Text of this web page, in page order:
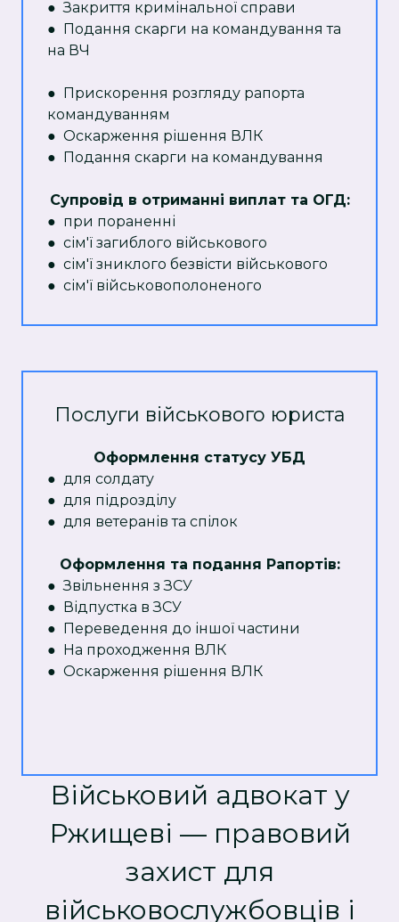
● Закриття кримінальної справи
● Подання скарги на командування та
на ВЧ
● Прискорення розгляду рапорта
командуванням
● Оскарження рішення ВЛК
● Подання скарги на командування
Супровід в отриманні виплат та ОГД:
● при пораненні
● сім'ї загиблого військового
● сім'ї зниклого безвісти військового
● сім'ї військовополоненого
Послуги військового юриста
Оформлення статусу УБД
● для солдату
● для підрозділу
● для ветеранів та спілок
Оформлення та подання Рапортів:
● Звільнення з ЗСУ
● Відпустка в ЗСУ
● Переведення до іншої частини
● На проходження ВЛК
● Оскарження рішення ВЛК
Військовий адвокат у
Ржищеві — правовий
захист для
військовослужбовців і